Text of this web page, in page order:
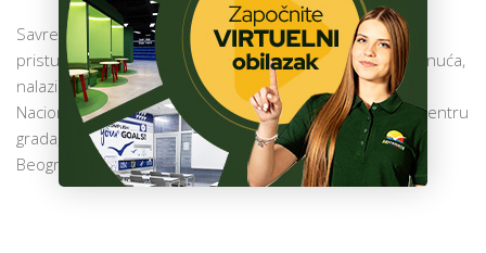
Savremena gimnazija, škola koja svojim savremenim
pristupom uspešno priprema učenike za najveća dostignuća,
nalazi se na modernoj lokaciji u Beogradu. Učenici
Nacionalnog i Kombinovanog programa časove imaju u centru
grada, na drugom, trećem i četvrtom spratu popularne
Beograđanke.
POZOVITE NAS »
BROJ MESTA »
PRIJAVITE SE »